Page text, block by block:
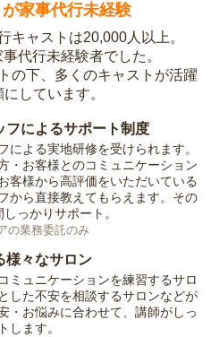
家事代行未経験
キャストは20,000人以上。
代行未経験者でした。
の下、多くのキャストが活躍
しています。
フによるサポート制度
による実地研修を受けられます。
・お客様とのコミュニケーション
客様から高評価をいただいている
から直接教えてもらえます。その
っかりサポート。
の業務委託のみ
様々なサロン
ミュニケーションを練習するサロ
した不安を相談するサロンなどが
・お悩みに合わせて、講師がしっ
します。